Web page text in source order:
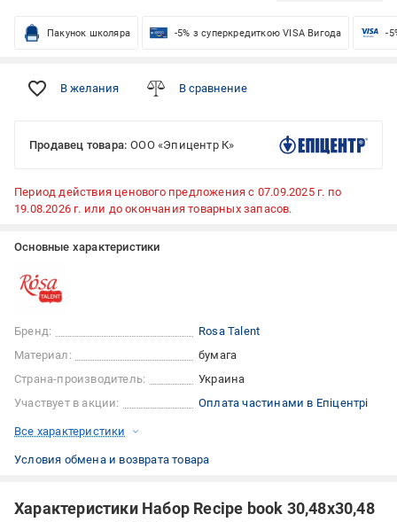
Пакунок школяра -5% з суперкредиткою VISA Вигода -
В желания В сравнение
Продавец товара: ООО «Эпицентр К»
Период действия ценового предложения с 07.09.2025 г. по
19.08.2026 г. или до окончания товарных запасов.
Основные характеристики
Бренд:
Rosa Talent
Материал:
бумага
Страна-производитель:
Украина
Участвует в акции:
Оплата частинами в Епіцентрі
Все характеристики
Условия обмена и возврата товара
Характеристики Набор Recipe book 30,48х30,48